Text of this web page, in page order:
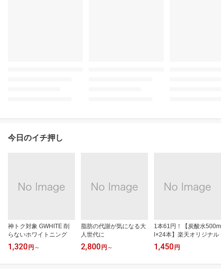
今日のイチ押し
神トク対象 GWHITE 削
らないホワイトニング
1,320 円 ～
脂肪の代謝が気になる大
人世代に
2,800 円 ～
1本61円！【炭酸水500m
l×24本】楽天オリジナル
1,450 円